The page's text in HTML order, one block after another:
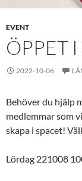
EVENT
ÖPPET
2022-10-06
Behöver du hjälp
medlemmar som
skapa i spacet!
Lördag 221008